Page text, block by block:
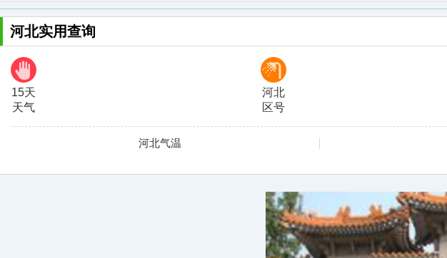
河北实用查询
15天
天气
河北
区号
河北气温